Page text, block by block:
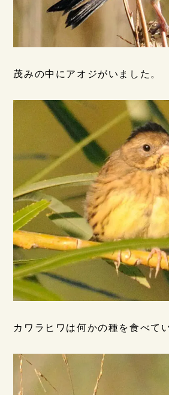
茂みの中にアオジがいました。
カワラヒワは何かの種を食べて